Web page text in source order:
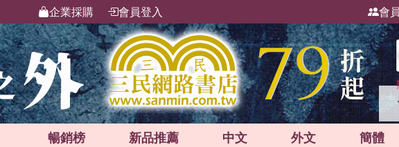
企業採購 會員登入 會
、
暢銷榜 新品推薦 中文 外文 簡體